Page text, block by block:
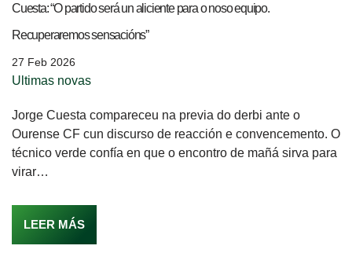
Cuesta: “O partido será un aliciente para o noso equipo.
Recuperaremos sensacións”
27 Feb 2026
Ultimas novas
Jorge Cuesta compareceu na previa do derbi ante o
Ourense CF cun discurso de reacción e convencemento. O
técnico verde confía en que o encontro de mañá sirva para
virar…
LEER MÁS